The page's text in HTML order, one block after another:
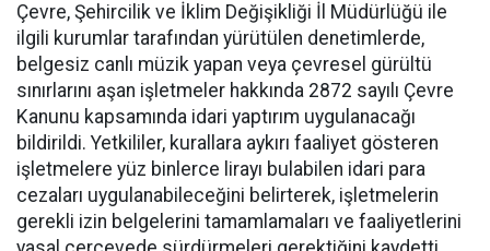
Çevre, Şehircilik ve İklim Değişikliği İl Müdürlüğü ile
ilgili kurumlar tarafından yürütülen denetimlerde,
belgesiz canlı müzik yapan veya çevresel gürültü
sınırlarını aşan işletmeler hakkında 2872 sayılı Çevre
Kanunu kapsamında idari yaptırım uygulanacağı
bildirildi. Yetkililer, kurallara aykırı faaliyet gösteren
işletmelere yüz binlerce lirayı bulabilen idari para
cezaları uygulanabileceğini belirterek, işletmelerin
gerekli izin belgelerini tamamlamaları ve faaliyetlerini